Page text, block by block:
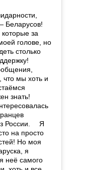
Беларусов! ⠀
за
голове, но
столько
⠀
что мы хоть и
знать! ⠀
России. ⠀ Я
на просто
Но моя
я
неё самого